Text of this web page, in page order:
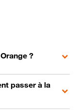
?
passer à la